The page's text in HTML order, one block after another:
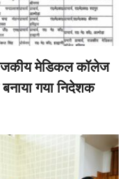
मेडिकल कॉलेज
गया निदेशक